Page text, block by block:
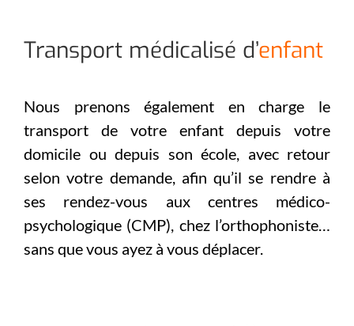
Transport médicalisé d’enfant
Nous prenons également en charge le
transport de votre enfant depuis votre
domicile ou depuis son école, avec retour
selon votre demande, afin qu’il se rendre à
ses rendez-vous aux centres médico-
psychologique (CMP), chez l’orthophoniste…
sans que vous ayez à vous déplacer.